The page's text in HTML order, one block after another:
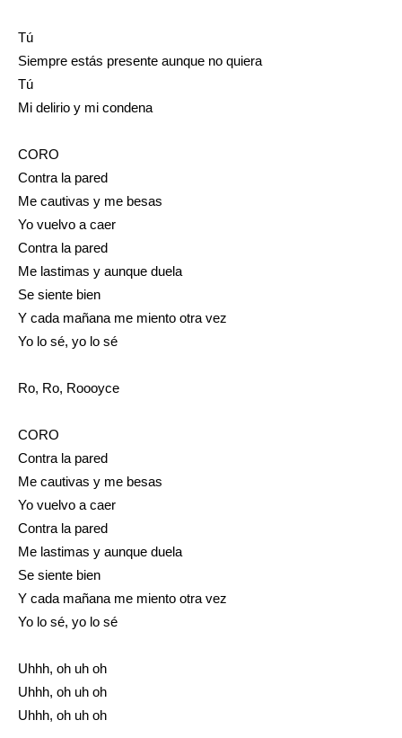
Tú
Siempre estás presente aunque no quiera
Tú
Mi delirio y mi condena
CORO
Contra la pared
Me cautivas y me besas
Yo vuelvo a caer
Contra la pared
Me lastimas y aunque duela
Se siente bien
Y cada mañana me miento otra vez
Yo lo sé, yo lo sé
Ro, Ro, Roooyce
CORO
Contra la pared
Me cautivas y me besas
Yo vuelvo a caer
Contra la pared
Me lastimas y aunque duela
Se siente bien
Y cada mañana me miento otra vez
Yo lo sé, yo lo sé
Uhhh, oh uh oh
Uhhh, oh uh oh
Uhhh, oh uh oh